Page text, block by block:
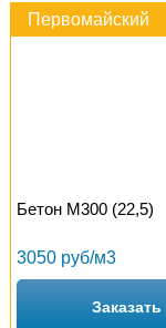
Первомайский
Бетон М300 (22,5)
3050 руб/м3
Заказать